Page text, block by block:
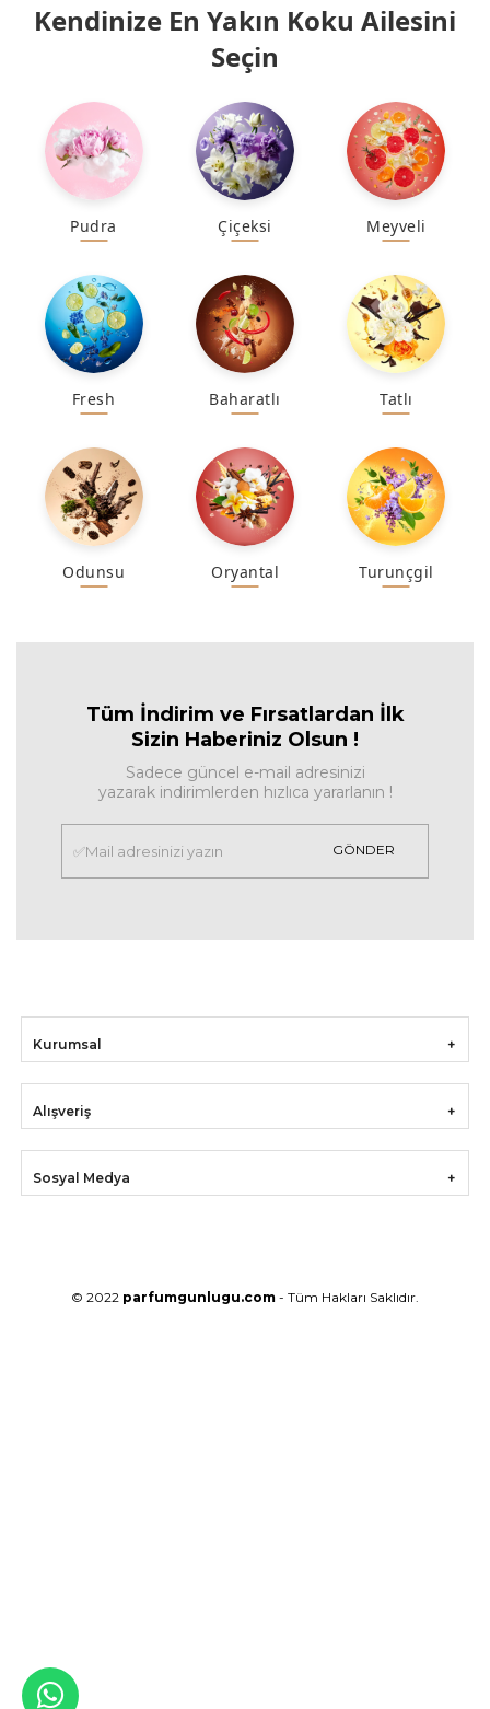
Kendinize En Yakın Koku Ailesini
Seçin
Pudra Çiçeksi Meyveli
Fresh Baharatlı Tatlı
Odunsu Oryantal Turunçgil
Tüm İndirim ve Fırsatlardan İlk
Sizin Haberiniz Olsun !
Sadece güncel e-mail adresinizi
yazarak indirimlerden hızlıca yararlanın !
GÖNDER
Kurumsal
Alışveriş
Sosyal Medya
© 2022 parfumgunlugu.com - Tüm Hakları Saklıdır.